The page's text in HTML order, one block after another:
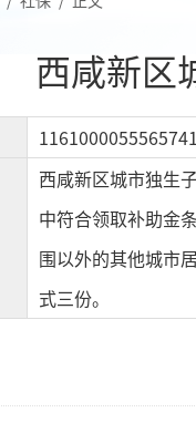
西咸新区
西咸新区城市独生
中符合领取补助金
围以外的其他城市
式三份。